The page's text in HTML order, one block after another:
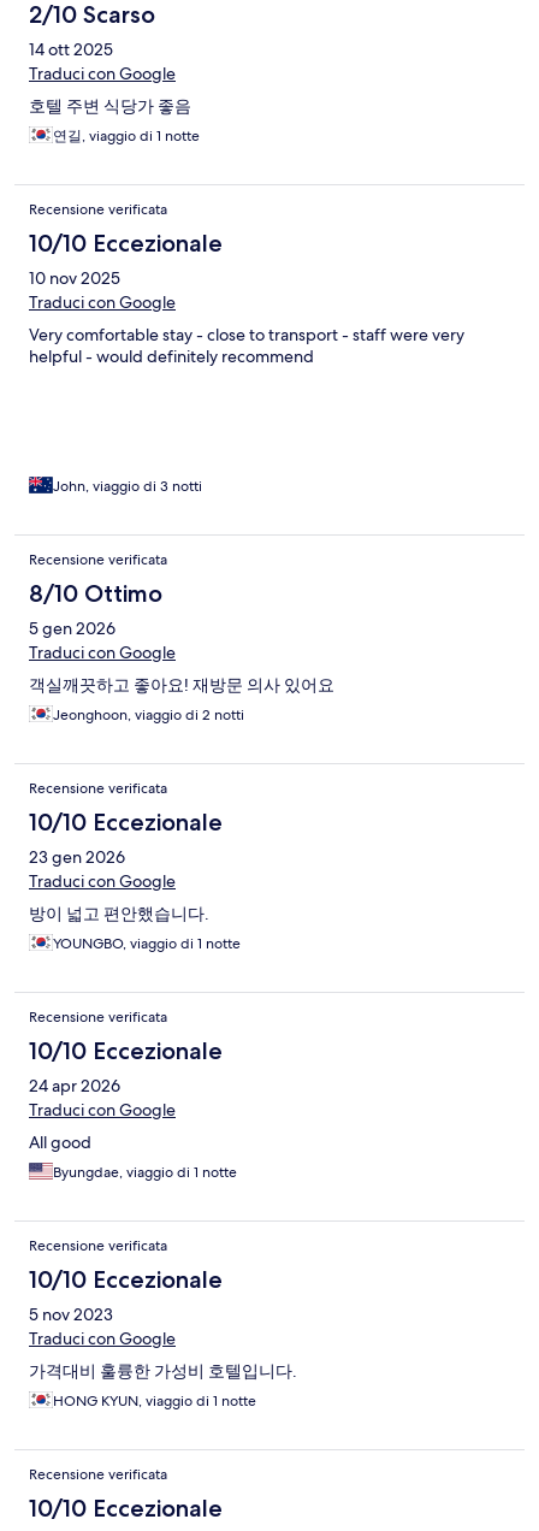
2/10 Scarso
14 ott 2025
Traduci con Google
호텔 주변 식당가 좋음
연길, viaggio di 1 notte
Recensione verificata
10/10 Eccezionale
10 nov 2025
Traduci con Google
Very comfortable stay - close to transport - staff were very
helpful - would definitely recommend
John, viaggio di 3 notti
Recensione verificata
8/10 Ottimo
5 gen 2026
Traduci con Google
객실깨끗하고 좋아요! 재방문 의사 있어요
Jeonghoon, viaggio di 2 notti
Recensione verificata
10/10 Eccezionale
23 gen 2026
Traduci con Google
방이 넓고 편안했습니다.
YOUNGBO, viaggio di 1 notte
Recensione verificata
10/10 Eccezionale
24 apr 2026
Traduci con Google
All good
Byungdae, viaggio di 1 notte
Recensione verificata
10/10 Eccezionale
5 nov 2023
Traduci con Google
가격대비 훌륭한 가성비 호텔입니다.
HONG KYUN, viaggio di 1 notte
Recensione verificata
10/10 Eccezionale